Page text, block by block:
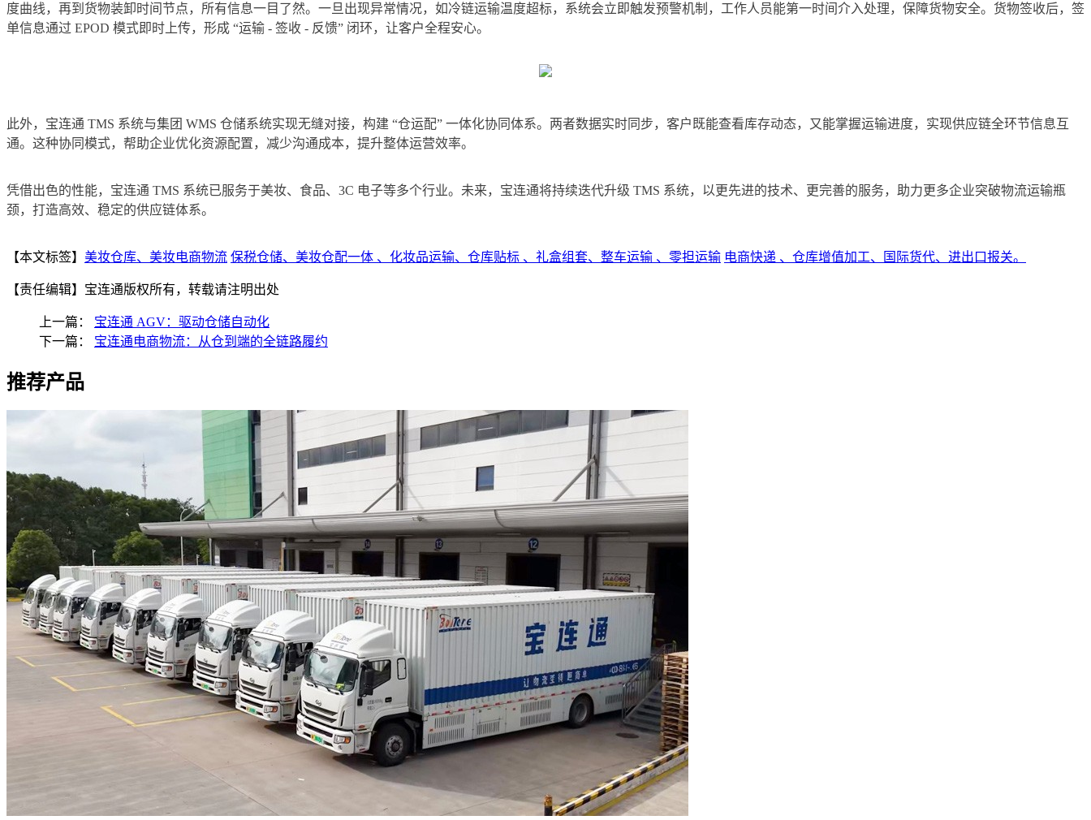
度曲线，再到货物装卸时间节点，所有信息一目了然。一旦出现异常情况，如冷链运输温度超标，系统会立即触发预警机制，工作人员能第一时间介入处理，保障货物安全。货物签收后，签
单信息通过 EPOD 模式即时上传，形成 “运输 - 签收 - 反馈” 闭环，让客户全程安心。
此外，宝连通 TMS 系统与集团 WMS 仓储系统实现无缝对接，构建 “仓运配” 一体化协同体系。两者数据实时同步，客户既能查看库存动态，又能掌握运输进度，实现供应链全环节信息互
通。这种协同模式，帮助企业优化资源配置，减少沟通成本，提升整体运营效率。
凭借出色的性能，宝连通 TMS 系统已服务于美妆、食品、3C 电子等多个行业。未来，宝连通将持续迭代升级 TMS 系统，以更先进的技术、更完善的服务，助力更多企业突破物流运输瓶
颈，打造高效、稳定的供应链体系。
【本文标签】 美妆仓库、美妆电商物流 保税仓储、美妆仓配一体 、化妆品运输、仓库贴标 、礼盒组套、整车运输 、零担运输 电商快递 、仓库增值加工、国际货代、进出口报关。
【责任编辑】 宝连通版权所有，转载请注明出处
上一篇：
宝连通 AGV：驱动仓储自动化
下一篇：
宝连通电商物流：从仓到端的全链路履约
推荐产品